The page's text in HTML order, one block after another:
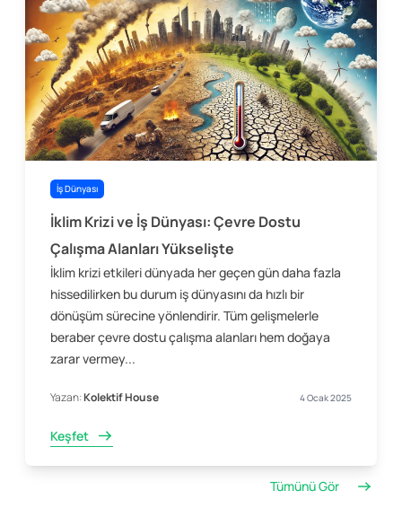
İş Dünyası
İklim Krizi ve İş Dünyası: Çevre Dostu
Çalışma Alanları Yükselişte
İklim krizi etkileri dünyada her geçen gün daha fazla
hissedilirken bu durum iş dünyasını da hızlı bir
dönüşüm sürecine yönlendirir. Tüm gelişmelerle
beraber çevre dostu çalışma alanları hem doğaya
zarar vermey...
Yazan:Kolektif House 4 Ocak 2025
Keşfet
Tümünü Gör